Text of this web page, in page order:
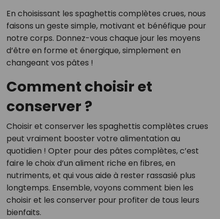
En choisissant les spaghettis complètes crues, nous
faisons un geste simple, motivant et bénéfique pour
notre corps. Donnez-vous chaque jour les moyens
d’être en forme et énergique, simplement en
changeant vos pâtes !
Comment choisir et
conserver ?
Choisir et conserver les spaghettis complètes crues
peut vraiment booster votre alimentation au
quotidien ! Opter pour des pâtes complètes, c’est
faire le choix d’un aliment riche en fibres, en
nutriments, et qui vous aide à rester rassasié plus
longtemps. Ensemble, voyons comment bien les
choisir et les conserver pour profiter de tous leurs
bienfaits.